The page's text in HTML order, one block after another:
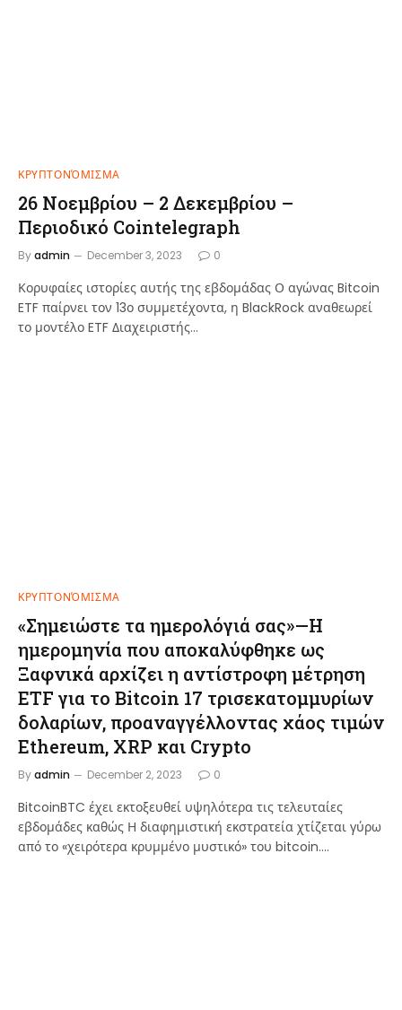
ΚΡΥΠΤΟΝΌΜΙΣΜΑ
26 Νοεμβρίου – 2 Δεκεμβρίου –
Περιοδικό Cointelegraph
Byadmin December 3, 2023 0
Κορυφαίες ιστορίες αυτής της εβδομάδας Ο αγώνας Bitcoin
ETF παίρνει τον 13ο συμμετέχοντα, η BlackRock αναθεωρεί
το μοντέλο ETF Διαχειριστής…
ΚΡΥΠΤΟΝΌΜΙΣΜΑ
«Σημειώστε τα ημερολόγιά σας»—Η
ημερομηνία που αποκαλύφθηκε ως
Ξαφνικά αρχίζει η αντίστροφη μέτρηση
ETF για το Bitcoin 17 τρισεκατομμυρίων
δολαρίων, προαναγγέλλοντας χάος τιμών
Ethereum, XRP και Crypto
Byadmin December 2, 2023 0
BitcoinBTC έχει εκτοξευθεί υψηλότερα τις τελευταίες
εβδομάδες καθώς Η διαφημιστική εκστρατεία χτίζεται γύρω
από το «χειρότερα κρυμμένο μυστικό» του bitcoin.…